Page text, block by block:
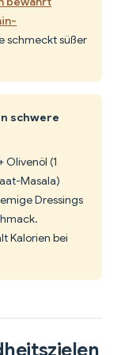
schmeckt süßer
schwere
Olivenöl (1
Masala)
Dressings
Kalorien bei